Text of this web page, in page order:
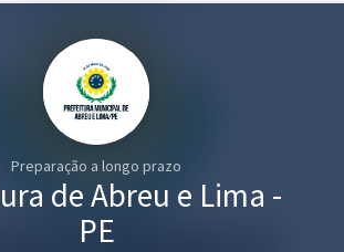
Preparação a longo prazo
de Abreu e Lima -
PE